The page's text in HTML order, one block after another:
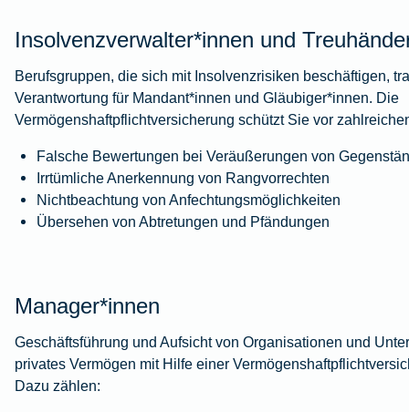
Insolvenzverwalter*innen und
Berufsgruppen, die sich mit Insolvenzrisiken beschäftigen,
Verantwortung für Mandant*innen und Gläubiger*innen. Die
Vermögenshaftpflichtversicherung schützt Sie vor
Falsche Bewertungen bei Veräußerungen von
Irrtümliche Anerkennung von Rangvorrechten
Nichtbeachtung von Anfechtungsmöglichkeiten
Übersehen von Abtretungen und Pfändungen
Manager*innen
Geschäftsführung und Aufsicht von Organisationen und
privates Vermögen mit Hilfe einer
Dazu zählen: